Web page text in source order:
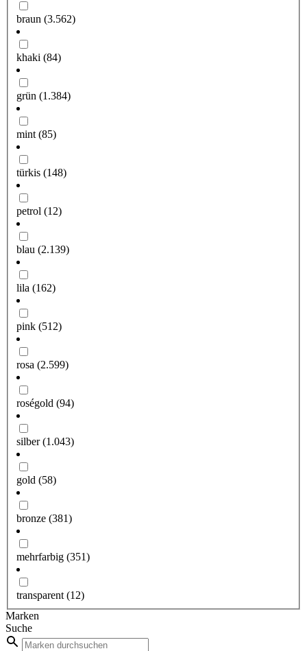
braun (3.562)
khaki (84)
grün (1.384)
mint (85)
türkis (148)
petrol (12)
blau (2.139)
lila (162)
pink (512)
rosa (2.599)
roségold (94)
silber(1.043)
gold (58)
bronze (381)
mehrfarbig (351)
transparent (12)
Marken
Suche